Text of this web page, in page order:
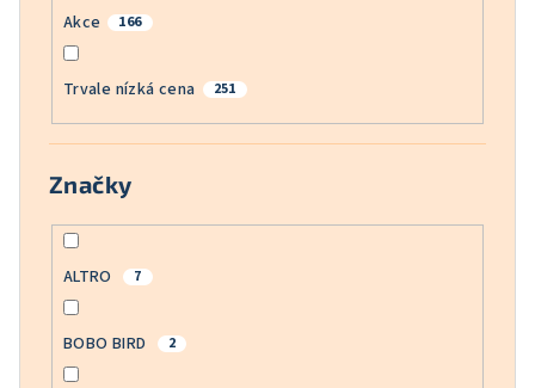
Akce 166
Trvale nízká cena 251
Značky
ALTRO 7
BOBO BIRD 2